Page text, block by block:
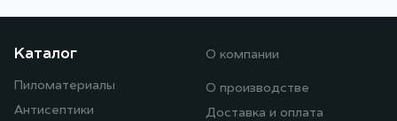
Каталог
Пиломатериалы
Антисептики
О компании
О производстве
Доставка и оплата